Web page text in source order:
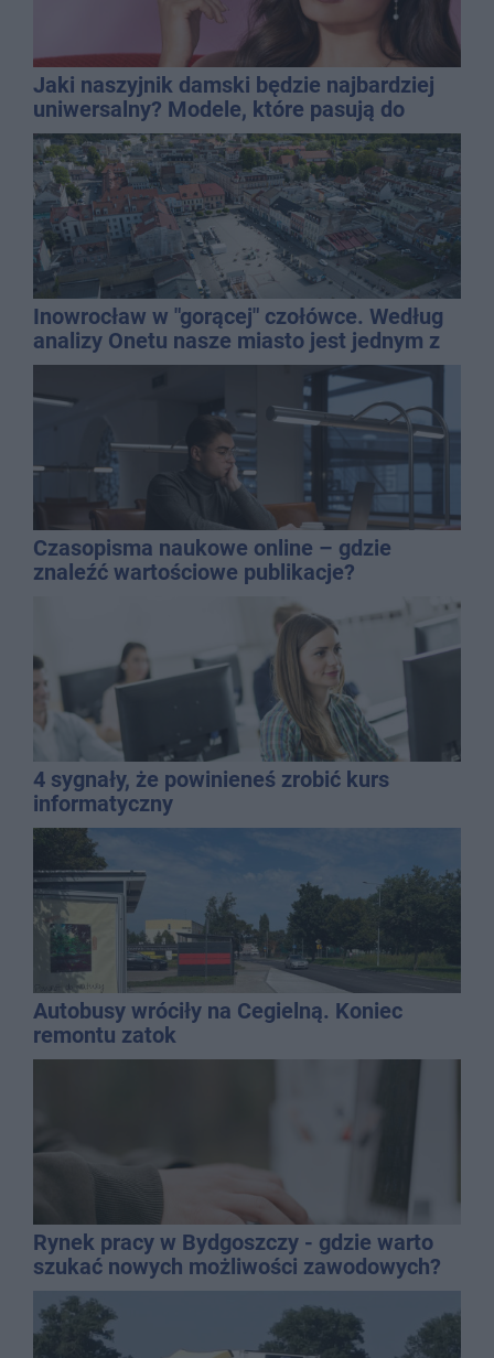
Jaki naszyjnik damski będzie najbardziej
uniwersalny? Modele, które pasują do
wielu stylizacji
Inowrocław w "gorącej" czołówce. Według
analizy Onetu nasze miasto jest jednym z
najbardziej narażonych na upały
Czasopisma naukowe online – gdzie
znaleźć wartościowe publikacje?
4 sygnały, że powinieneś zrobić kurs
informatyczny
Autobusy wróciły na Cegielną. Koniec
remontu zatok
Rynek pracy w Bydgoszczy - gdzie warto
szukać nowych możliwości zawodowych?